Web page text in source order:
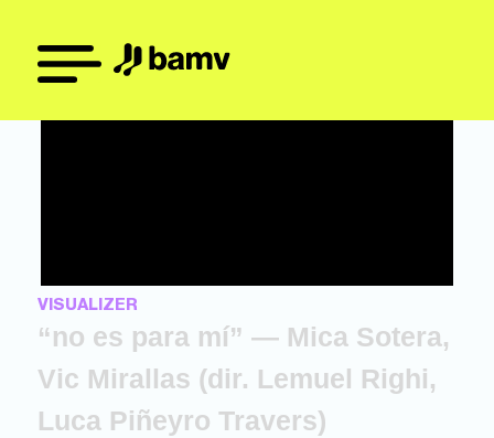
VISUALIZER
“no es para mí” — Mica Sotera,
Vic Mirallas (dir. Lemuel Righi,
Luca Piñeyro Travers)